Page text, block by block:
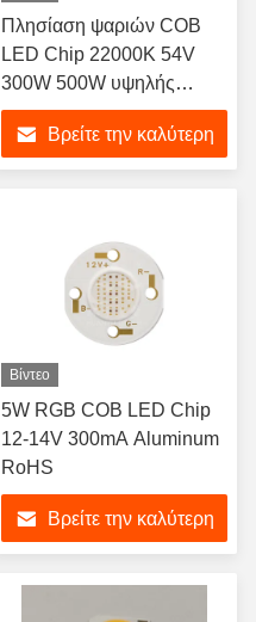
Πλησίαση ψαριών COB
LED Chip 22000K 54V
300W 500W υψηλής
ισχύος LED COB
Βρείτε την καλύτερη
Βίντεο
5W RGB COB LED Chip
12-14V 300mA Aluminum
RoHS
Βρείτε την καλύτερη